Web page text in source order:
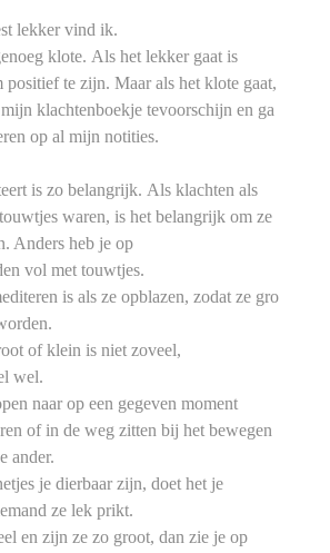
lekker vind ik.
klote. Als het lekker gaat is
te zijn. Maar als het klote gaat,
klachtenboekje tevoorschijn en ga
op al mijn notities.
is zo belangrijk. Als klachten als
waren, is het belangrijk om ze
Anders heb je op
vol met touwtjes.
is als ze opblazen, zodat ze gro
of klein is niet zoveel,
wel.
naar op een gegeven moment
of in de weg zitten bij het bewegen
ander.
je dierbaar zijn, doet het je
ze lek prikt.
en zijn ze zo groot, dan zie je op